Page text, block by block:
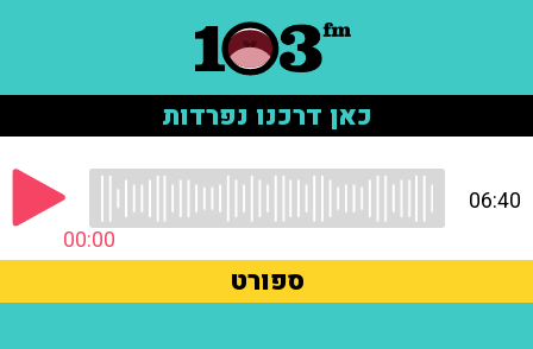
כאן דרכנו נפרדות
00:00
06:40
ספורט